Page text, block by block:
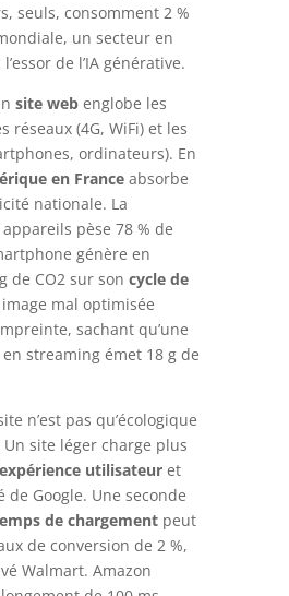
seuls, consomment 2 %
un secteur en
de l’IA générative.
site webenglobe les
réseaux (4G, WiFi) et les
ordinateurs). En
en Franceabsorbe
nationale. La
pèse 78 % de
génère en
de CO2 sur son cycle de
mal optimisée
sachant qu’une
streaming émet 18 g de
n’est pas qu’écologique
Un site léger charge plus
utilisateuret
Google. Une seconde
de chargementpeut
de conversion de 2 %,
Walmart. Amazon